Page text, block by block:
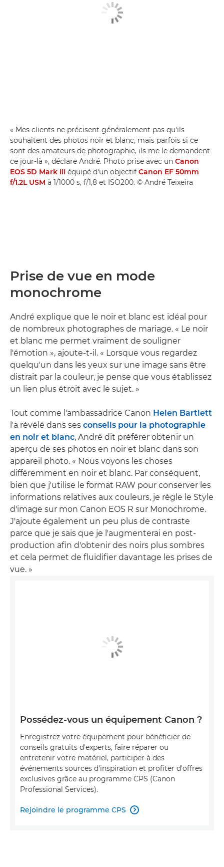
« Mes clients ne précisent généralement pas qu'ils
souhaitent des photos noir et blanc, mais parfois si ce
sont des amateurs de photographie, ils me le demandent
ce jour-là », déclare André. Photo prise avec un Canon
EOS 5D Mark III équipé d'un objectif Canon EF 50mm
f/1.2L USM à 1/1000 s, f/1,8 et ISO200. © André Teixeira
Prise de vue en mode
monochrome
André explique que le noir et blanc est idéal pour
de nombreux photographes de mariage. « Le noir
et blanc me permet vraiment de souligner
l'émotion », ajoute-t-il. « Lorsque vous regardez
quelqu'un dans les yeux sur une image sans être
distrait par la couleur, je pense que vous établissez
un lien plus étroit avec le sujet. »
Tout comme l'ambassadrice Canon Helen Bartlett
l'a révélé dans ses conseils pour la photographie
en noir et blanc, André dit préférer obtenir un
aperçu de ses photos en noir et blanc dans son
appareil photo. « Nous voyons les choses
différemment en noir et blanc. Par conséquent,
bien que j'utilise le format RAW pour conserver les
informations relatives aux couleurs, je règle le Style
d'image sur mon Canon EOS R sur Monochrome.
J'ajoute également un peu plus de contraste
parce que je sais que je l'augmenterai en post-
production afin d'obtenir des noirs plus sombres
et cela permet de fluidifier davantage les prises de
vue. »
Possédez-vous un équipement Canon ?
Enregistrez votre équipement pour bénéficier de
conseils gratuits d'experts, faire réparer ou
entretenir votre matériel, participer à des
événements sources d'inspiration et profiter d'offres
exclusives grâce au programme CPS (Canon
Professional Services).
Rejoindre le programme CPS 